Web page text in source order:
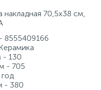
накладная 70,5х38 см,
8555409166
- 130
- 705
- 380